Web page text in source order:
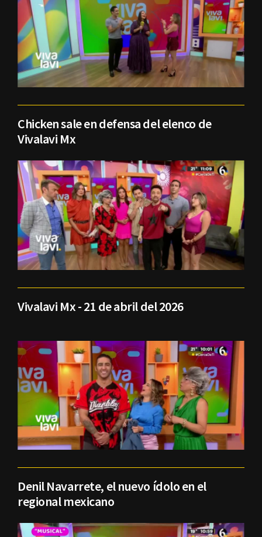
Chicken sale en defensa del elenco de
Vivalavi Mx
Vivalavi Mx - 21 de abril del 2026
Denil Navarrete, el nuevo ídolo en el
regional mexicano